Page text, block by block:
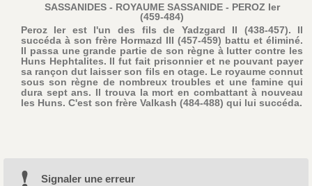
SASSANIDES - ROYAUME SASSANIDE - PEROZ Ier
(459-484)
Peroz Ier est l'un des fils de Yadzgard II (438-457). Il
succéda à son frère Hormazd III (457-459) battu et éliminé.
Il passa une grande partie de son règne à lutter contre les
Huns Hephtalites. Il fut fait prisonnier et ne pouvant payer
sa rançon dut laisser son fils en otage. Le royaume connut
sous son règne de nombreux troubles et une famine qui
dura sept ans. Il trouva la mort en combattant à nouveau
les Huns. C'est son frère Valkash (484-488) qui lui succéda.
Signaler une erreur